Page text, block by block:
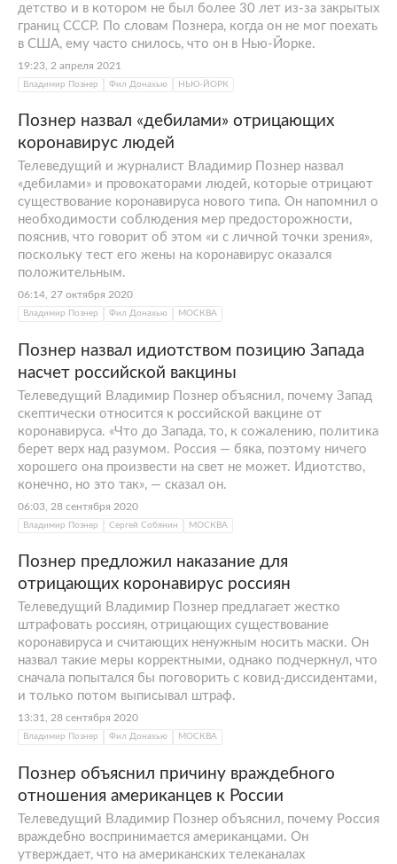
детство и в котором не был более 30 лет из-за закрытых
границ СССР. По словам Познера, когда он не мог поехать
в США, ему часто снилось, что он в Нью-Йорке.
19:23, 2 апреля 2021
Владимир Познер Фил Донахью НЬЮ-ЙОРК
Познер назвал «дебилами» отрицающих
коронавирус людей
Телеведущий и журналист Владимир Познер назвал
«дебилами» и провокаторами людей, которые отрицают
существование коронавируса нового типа. Он напомнил о
необходимости соблюдения мер предосторожности,
пояснив, что говорит об этом «и с личной точки зрения»,
поскольку тест его жены на коронавирус оказался
положительным.
06:14, 27 октября 2020
Владимир Познер Фил Донахью МОСКВА
Познер назвал идиотством позицию Запада
насчет российской вакцины
Телеведущий Владимир Познер объяснил, почему Запад
скептически относится к российской вакцине от
коронавируса. «Что до Запада, то, к сожалению, политика
берет верх над разумом. Россия — бяка, поэтому ничего
хорошего она произвести на свет не может. Идиотство,
конечно, но это так», — сказал он.
06:03, 28 сентября 2020
Владимир Познер Сергей Собянин МОСКВА
Познер предложил наказание для
отрицающих коронавирус россиян
Телеведущий Владимир Познер предлагает жестко
штрафовать россиян, отрицающих существование
коронавируса и считающих ненужным носить маски. Он
назвал такие меры корректными, однако подчеркнул, что
сначала попытался бы поговорить с ковид-диссидентами,
и только потом выписывал штраф.
13:31, 28 сентября 2020
Владимир Познер Фил Донахью МОСКВА
Познер объяснил причину враждебного
отношения американцев к России
Телеведущий Владимир Познер объяснил, почему Россия
враждебно воспринимается американцами. Он
утверждает, что на американских телеканалах